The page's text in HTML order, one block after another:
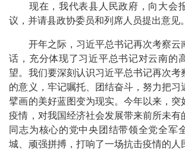
现在，我代表县人民政府，向大会
议，并请县政协委员和列席人员提出意见。
开年之际，习近平总书记再次考察云
话，充分体现了习近平总书记对云南的
望。我们要深刻认识习近平总书记再次
的意义，牢记嘱托、团结奋斗，努力把
擘画的美好蓝图变为现实。今年以来，突
疫情，对我国经济社会发展带来前所未
同志为核心的党中央团结带领全党全军
城、顽强拼搏，打响了一场抗击疫情的